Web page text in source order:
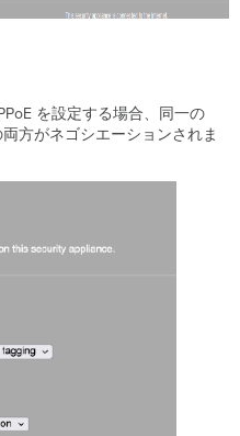
を設定する場合、同一の
方がネゴシエーションされま